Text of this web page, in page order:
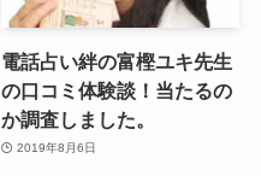
電話占い絆の富樫ユキ先生
の口コミ体験談！当たるの
か調査しました。
2019年8月6日